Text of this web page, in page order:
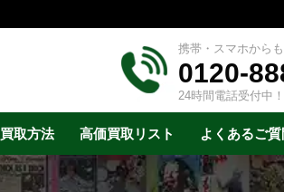
携帯・スマホから
0120-
24時間電話受付中！
買取方法 高価買取リスト よくあるご質